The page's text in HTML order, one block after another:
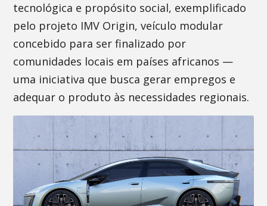
tecnológica e propósito social, exemplificado
pelo projeto IMV Origin, veículo modular
concebido para ser finalizado por
comunidades locais em países africanos —
uma iniciativa que busca gerar empregos e
adequar o produto às necessidades regionais.